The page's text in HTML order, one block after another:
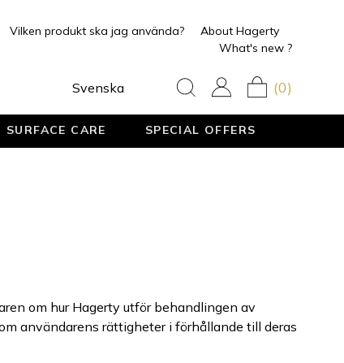
Vilken produkt ska jag använda?
About Hagerty
What's new ?
Svenska (0)
SURFACE CARE SPECIAL OFFERS
om hur Hagerty utför behandlingen av
användarens rättigheter i förhållande till deras